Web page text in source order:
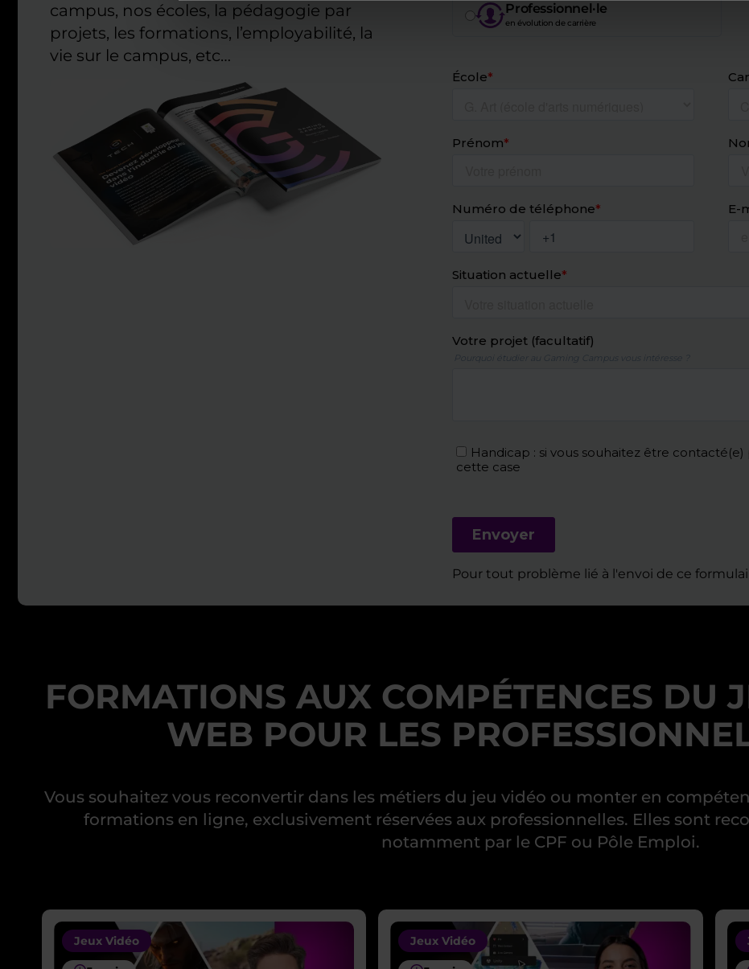
campus, nos écoles, la pédagogie par
projets, les formations, l’employabilité, la
vie sur le campus, etc…
Professionnel·le
en évolution de carrière
Pour tout problème lié à l'envoi de ce
FORMATIONS AUX COMPÉTENCES DU
WEB POUR LES
Vous souhaitez vous reconvertir dans les métiers du jeu vidéo ou monter en
formations en ligne, exclusivement réservées aux professionnelles. Elles sont
notamment par le CPF ou Pôle Emploi.
Jeux Vidéo Jeux Vidéo